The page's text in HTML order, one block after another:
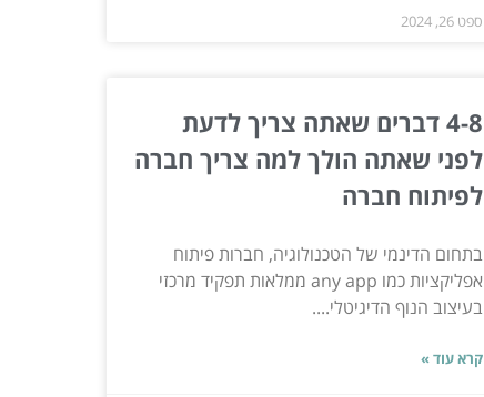
ספט 26, 2024
4-8 דברים שאתה צריך לדעת
לפני שאתה הולך למה צריך חברה
לפיתוח חברה
בתחום הדינמי של הטכנולוגיה, חברות פיתוח
אפליקציות כמו any app ממלאות תפקיד מרכזי
בעיצוב הנוף הדיגיטלי....
קרא עוד »